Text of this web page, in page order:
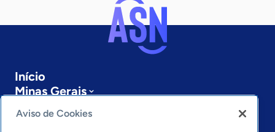
Início
Minas Gerais
Sobre a ASN
Últimas notícias
Aviso de Cookies